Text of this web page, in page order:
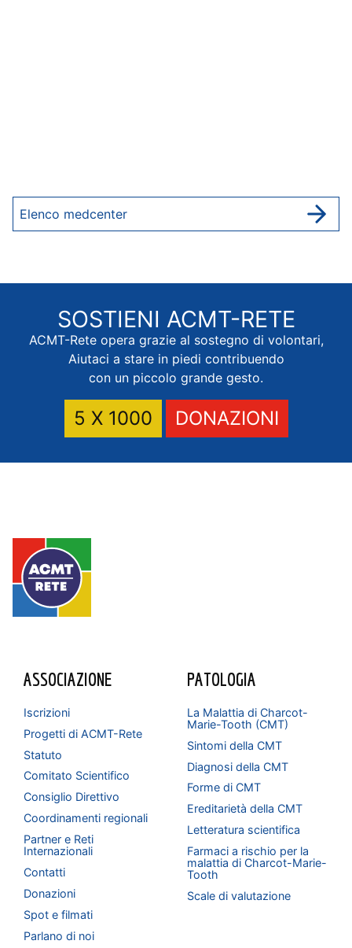
Elenco medcenter
SOSTIENI ACMT-RETE
ACMT-Rete opera grazie al sostegno di volontari,
Aiutaci a stare in piedi contribuendo
con un piccolo grande gesto.
5 X 1000 DONAZIONI
ASSOCIAZIONE
Iscrizioni
Progetti di ACMT-Rete
Statuto
Comitato Scientifico
Consiglio Direttivo
Coordinamenti regionali
Partner e Reti
Internazionali
Contatti
Donazioni
Spot e filmati
Parlano di noi
PATOLOGIA
La Malattia di Charcot-
Marie-Tooth (CMT)
Sintomi della CMT
Diagnosi della CMT
Forme di CMT
Ereditarietà della CMT
Letteratura scientifica
Farmaci a rischio per la
malattia di Charcot-Marie-
Tooth
Scale di valutazione